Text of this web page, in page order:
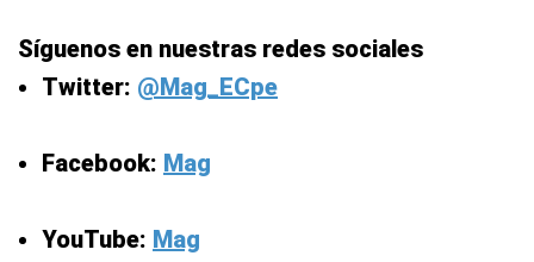
Síguenos en nuestras redes sociales
Twitter: @Mag_ECpe
Facebook: Mag
YouTube: Mag